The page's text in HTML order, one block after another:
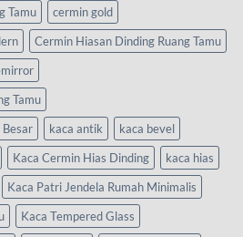
Tamu
cermin gold
Cermin Hiasan Dinding Ruang Tamu
Tamu
kaca antik
kaca bevel
Kaca Cermin Hias Dinding
kaca hias
Kaca Patri Jendela Rumah Minimalis
Kaca Tempered Glass